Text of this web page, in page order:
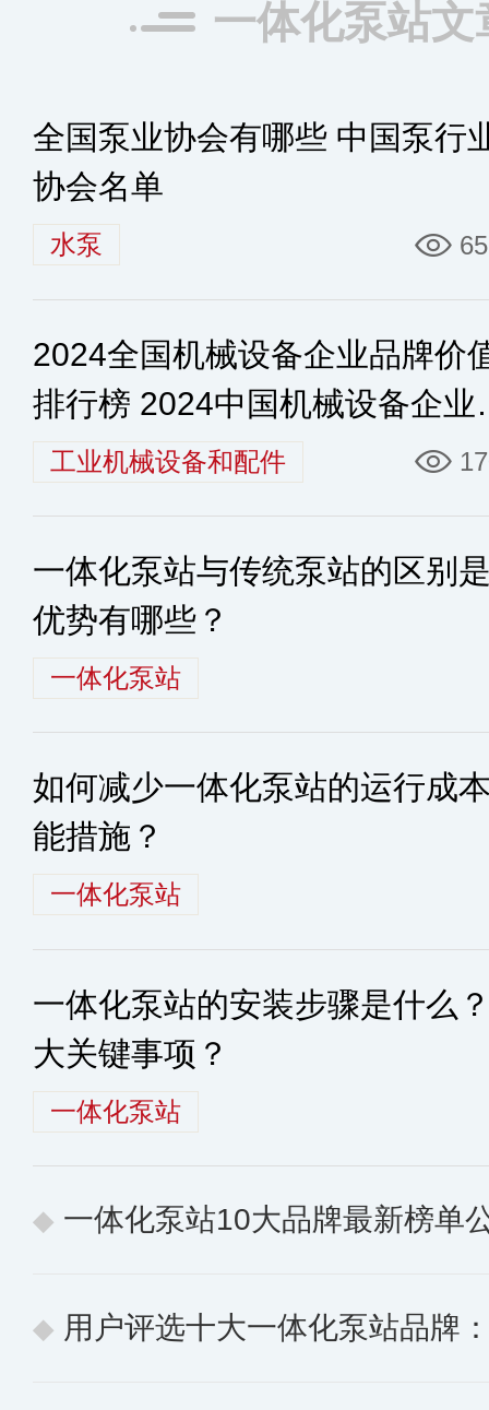
一体化泵站文
全国泵业协会有哪些 中国泵行
协会名单
水泵
2024全国机械设备企业品牌价
排行榜 2024中国机械设备企业
名工业机械设备和配件
一体化泵站与传统泵站的区别
优势有哪些？
一体化泵站
如何减少一体化泵站的运行成
能措施？
一体化泵站
一体化泵站的安装步骤是什么
大关键事项？
一体化泵站
一体化泵站10大品牌最新榜单公布
用户评选十大一体化泵站品牌：聚